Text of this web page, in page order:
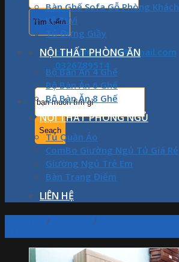
chinhphan1709@gmail.com
0326789514
Bàn Ghế Sofa Gỗ Phòng Khách
Kệ Ti Vi
Tủ Đựng Giầy
NỘI THẤT PHÒNG ĂN
Bộ Bàn Ăn 4 Ghế
Bộ Bàn Ăn 6 Ghế
Bộ Bàn Ăn 8 Ghế
NỘI THẤT PHÒNG NGỦ
Tủ Quần Áo
ComBo Giường Ngủ Tủ Giá Rẻ
Giường Ngủ Trẻ Em
Bàn Trang Điểm
LIÊN HỆ
/ /